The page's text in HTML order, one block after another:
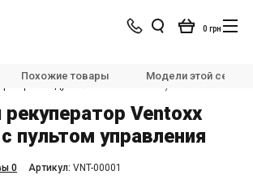
0 грн
🌀Вентиляционные установки
воздуха
Ventoxx Harmony
Похожие товары Модели этой серии
Ventoxx
пультом управления
0 Aртикул: VNT-00001